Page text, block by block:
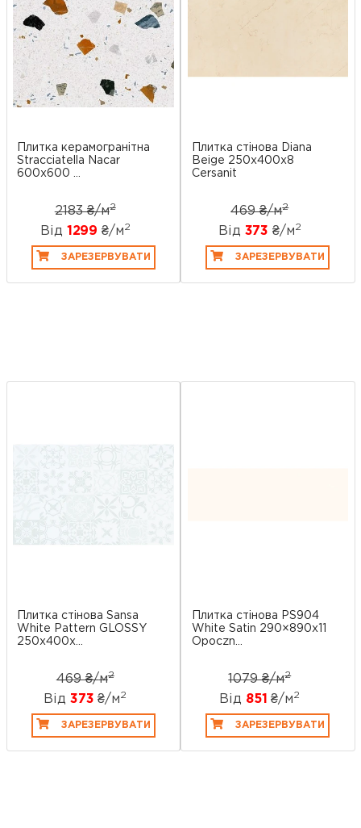
Плитка керамогранітна
Stracciatella Nacar
600x600 ...
2183 ₴/м2
Від 1299 ₴/м2
ЗАРЕЗЕРВУВАТИ
Плитка стінова Diana
Beige 250x400x8
Cersanit
469 ₴/м2
Від 373 ₴/м2
ЗАРЕЗЕРВУВАТИ
Плитка стінова Sansa
White Pattern GLOSSY
250x400x...
469 ₴/м2
Від 373₴/м2
ЗАРЕЗЕРВУВАТИ
Плитка стінова PS904
White Satin 290×890x11
Opoczn...
1079 ₴/м2
Від 851₴/м2
ЗАРЕЗЕРВУВАТИ